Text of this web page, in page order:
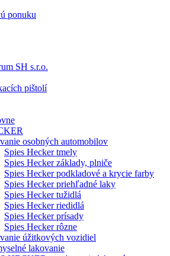
ponuku
SH s.r.o.
pištolí
osobných automobilov
Spies Hecker tmely
Spies Hecker základy, plniče
Spies Hecker podkladové a krycie farby
Spies Hecker priehľadné laky
Spies Hecker tužidlá
Spies Hecker riedidlá
Spies Hecker prísady
Spies Hecker rôzne
úžitkových vozidiel
lakovanie